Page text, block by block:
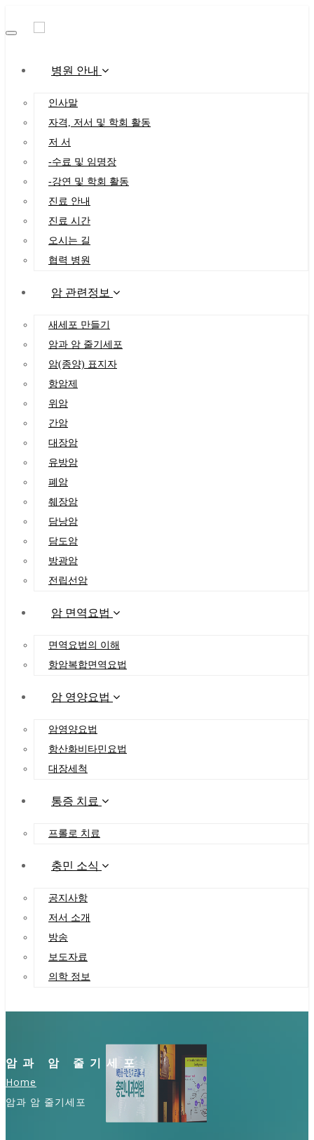
Toggle
병원 안내
인사말
자격, 저서 및 학회 활동
저 서
-수료 및 임명장
-강연 및 학회 활동
진료 안내
진료 시간
오시는 길
협력 병원
암 관련정보
새세포 만들기
암과 암 줄기세포
암(종양) 표지자
항암제
위암
간암
대장암
유방암
폐암
췌장암
담낭암
담도암
방광암
전립선암
암 면역요법
면역요법의 이해
항암복합면역요법
암 영양요법
암영양요법
항산화비타민요법
대장세척
통증 치료
프롤로 치료
충민 소식
공지사항
저서 소개
방송
보도자료
의학 정보
암과 암 줄기세포
Home
암과 암 줄기세포